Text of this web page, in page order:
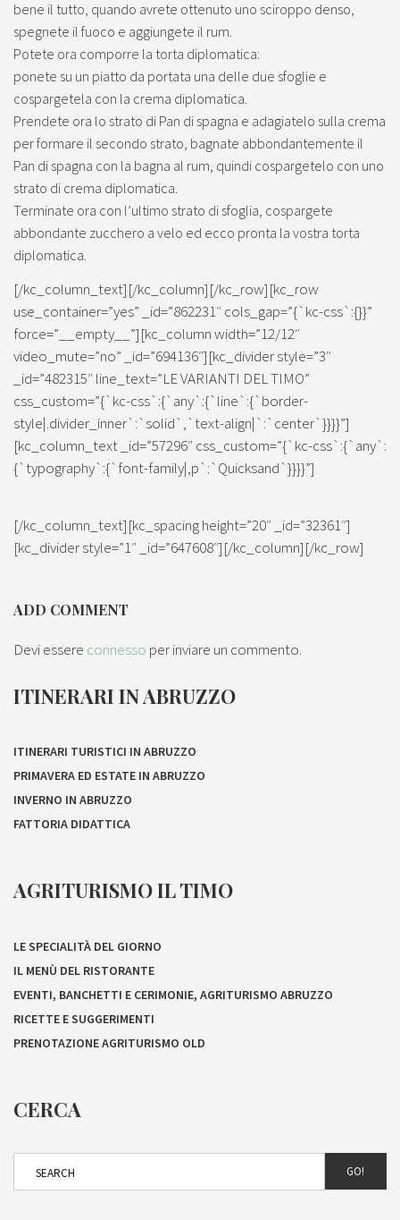
bene il tutto, quando avrete ottenuto uno sciroppo denso,
spegnete il fuoco e aggiungete il rum.
Potete ora comporre la torta diplomatica:
ponete su un piatto da portata una delle due sfoglie e
cospargetela con la crema diplomatica.
Prendete ora lo strato di Pan di spagna e adagiatelo sulla crema
per formare il secondo strato, bagnate abbondantemente il
Pan di spagna con la bagna al rum, quindi cospargetelo con uno
strato di crema diplomatica.
Terminate ora con l’ultimo strato di sfoglia, cospargete
abbondante zucchero a velo ed ecco pronta la vostra torta
diplomatica.
[/kc_column_text][/kc_column][/kc_row][kc_row
use_container=”yes” _id=”862231″ cols_gap=”{`kc-css`:{}}”
force=”__empty__”][kc_column width=”12/12″
video_mute=”no” _id=”694136″][kc_divider style=”3″
_id=”482315″ line_text=”LE VARIANTI DEL TIMO”
css_custom=”{`kc-css`:{`any`:{`line`:{`border-
style|.divider_inner`:`solid`,`text-align|`:`center`}}}}”]
[kc_column_text _id=”57296″ css_custom=”{`kc-css`:{`any`:
{`typography`:{`font-family|,p`:`Quicksand`}}}}”]
[/kc_column_text][kc_spacing height=”20″ _id=”32361″]
[kc_divider style=”1″ _id=”647608″][/kc_column][/kc_row]
ADD COMMENT
Devi essere connesso per inviare un commento.
ITINERARI IN ABRUZZO
ITINERARI TURISTICI IN ABRUZZO
PRIMAVERA ED ESTATE IN ABRUZZO
INVERNO IN ABRUZZO
FATTORIA DIDATTICA
AGRITURISMO IL TIMO
LE SPECIALITÀ DEL GIORNO
IL MENÙ DEL RISTORANTE
EVENTI, BANCHETTI E CERIMONIE, AGRITURISMO ABRUZZO
RICETTE E SUGGERIMENTI
PRENOTAZIONE AGRITURISMO OLD
CERCA
GO!